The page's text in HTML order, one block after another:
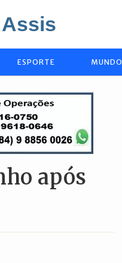
ESPORTE MUNDO
após